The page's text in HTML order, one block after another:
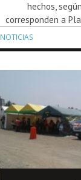
hechos,
corresponden a
NOTICIAS